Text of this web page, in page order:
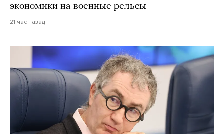
экономики на военные рельсы
21 час назад